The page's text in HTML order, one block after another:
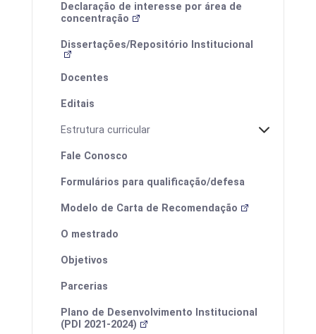
Calendário de defesas
Educacionais
Declaração de interesse por área de
concentração
Dissertações/Repositório Institucional
Docentes
Editais
Estrutura curricular
Fale Conosco
Formulários para qualificação/defesa
Modelo de Carta de Recomendação
O mestrado
Objetivos
Parcerias
Plano de Desenvolvimento Institucional
(PDI 2021-2024)